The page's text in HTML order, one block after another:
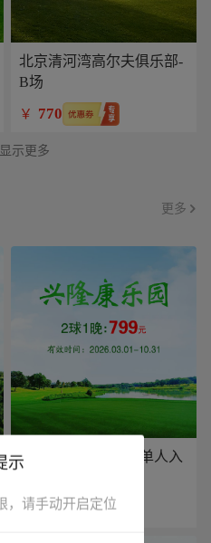
北京清河湾高尔夫俱乐部-
B场
￥ 770
示更多
更多
兴隆康乐园2球1晚(单人入
￥799 /人
示
，请手动开启定位